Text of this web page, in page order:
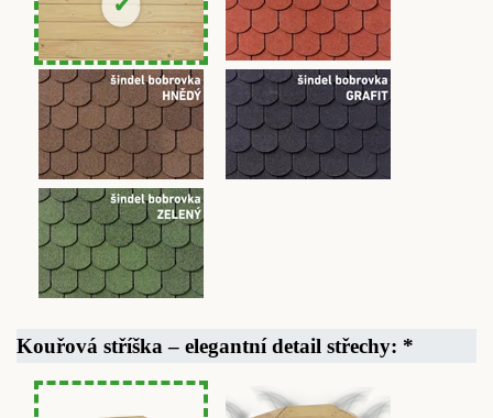
Kouřová stříška – elegantní detail střechy: *